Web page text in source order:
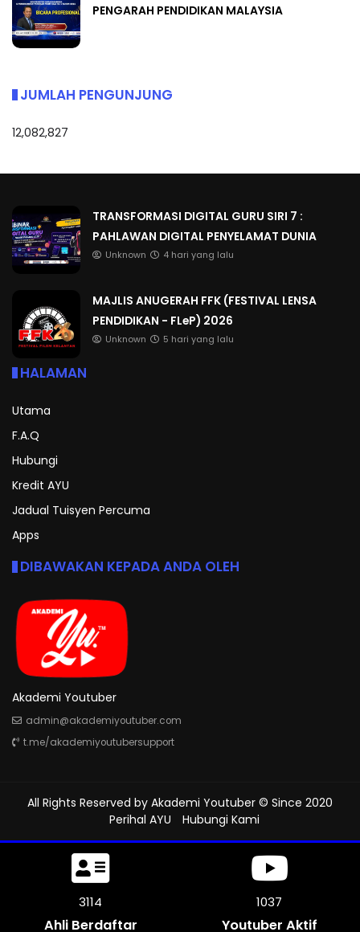
PENGARAH PENDIDIKAN MALAYSIA
JUMLAH PENGUNJUNG
12,082,827
TRANSFORMASI DIGITAL GURU SIRI 7 :
PAHLAWAN DIGITAL PENYELAMAT DUNIA
Unknown 4 hari yang lalu
MAJLIS ANUGERAH FFK (FESTIVAL LENSA
PENDIDIKAN - FLeP) 2026
Unknown 5 hari yang lalu
HALAMAN
Utama
F.A.Q
Hubungi
Kredit AYU
Jadual Tuisyen Percuma
Apps
DIBAWAKAN KEPADA ANDA OLEH
Akademi Youtuber
admin@akademiyoutuber.com
t.me/akademiyoutubersupport
All Rights Reserved by Akademi Youtuber © Since 2020
Perihal AYU
Hubungi Kami
3456
Ahli Berdaftar
1152
Youtuber Aktif